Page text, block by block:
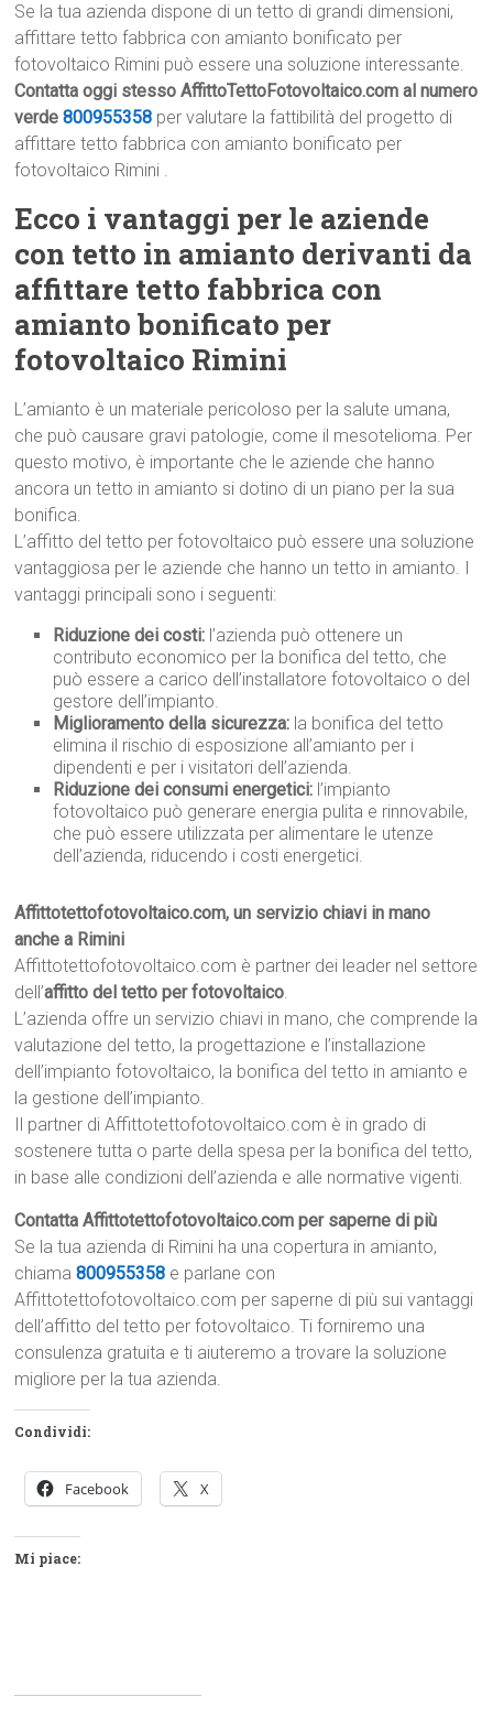
Se la tua azienda dispone di un tetto di grandi dimensioni,
affittare tetto fabbrica con amianto bonificato per
fotovoltaico Rimini può essere una soluzione interessante.
Contatta oggi stesso AffittoTettoFotovoltaico.com al numero
verde800955358 per valutare la fattibilità del progetto di
affittare tetto fabbrica con amianto bonificato per
fotovoltaico Rimini .
Ecco i vantaggi per le aziende
con tetto in amianto derivanti da
affittare tetto fabbrica con
amianto bonificato per
fotovoltaico Rimini
L’amianto è un materiale pericoloso per la salute umana,
che può causare gravi patologie, come il mesotelioma. Per
questo motivo, è importante che le aziende che hanno
ancora un tetto in amianto si dotino di un piano per la sua
bonifica.
L’affitto del tetto per fotovoltaico può essere una soluzione
vantaggiosa per le aziende che hanno un tetto in amianto. I
vantaggi principali sono i seguenti:
Riduzione dei costi: l’azienda può ottenere un
contributo economico per la bonifica del tetto, che
può essere a carico dell’installatore fotovoltaico o del
gestore dell’impianto.
Miglioramento della sicurezza: la bonifica del tetto
elimina il rischio di esposizione all’amianto per i
dipendenti e per i visitatori dell’azienda.
Riduzione dei consumi energetici: l’impianto
fotovoltaico può generare energia pulita e rinnovabile,
che può essere utilizzata per alimentare le utenze
dell’azienda, riducendo i costi energetici.
Affittotettofotovoltaico.com, un servizio chiavi in mano
anche a Rimini
Affittotettofotovoltaico.com è partner dei leader nel settore
dell’affitto del tetto per fotovoltaico.
L’azienda offre un servizio chiavi in mano, che comprende la
valutazione del tetto, la progettazione e l’installazione
dell’impianto fotovoltaico, la bonifica del tetto in amianto e
la gestione dell’impianto.
Il partner di Affittotettofotovoltaico.com è in grado di
sostenere tutta o parte della spesa per la bonifica del tetto,
in base alle condizioni dell’azienda e alle normative vigenti.
Contatta Affittotettofotovoltaico.com per saperne di più
Se la tua azienda di Rimini ha una copertura in amianto,
chiama800955358 e parlane con
Affittotettofotovoltaico.com per saperne di più sui vantaggi
dell’affitto del tetto per fotovoltaico. Ti forniremo una
consulenza gratuita e ti aiuteremo a trovare la soluzione
migliore per la tua azienda.
Condividi:
Facebook X
Mi piace: